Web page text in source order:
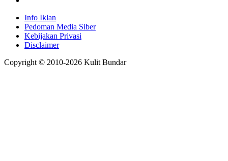
Info Iklan
Pedoman Media Siber
Kebijakan Privasi
Disclaimer
Copyright © 2010-2026 Kulit Bundar